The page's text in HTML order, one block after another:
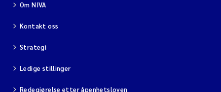
Om NIVA
Kontakt oss
Strategi
Ledige stillinger
Redegjørelse etter åpenhetsloven